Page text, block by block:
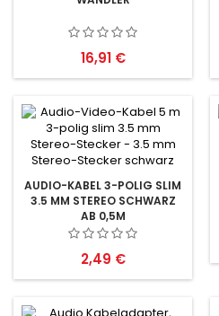
Preis
16,91 €
AUDIO-KABEL 3-POLIG SLIM
3.5 MM STEREO SCHWARZ
AB 0,5M
Preis
2,49 €